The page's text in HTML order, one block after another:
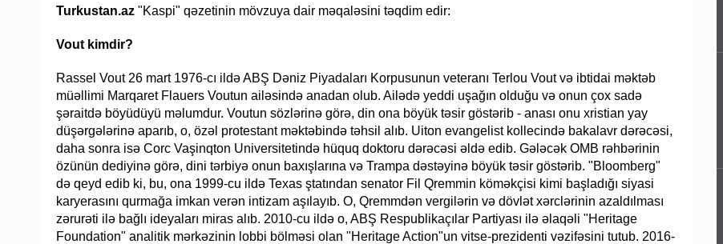
Turkustan.az "Kaspi" qəzetinin mövzuya dair məqaləsini təqdim edir:
Vout kimdir?
Rassel Vout 26 mart 1976-cı ildə ABŞ Dəniz Piyadaları Korpusunun veteranı Terlou Vout və ibtidai məktəb
müəllimi Marqaret Flauers Voutun ailəsində anadan olub. Ailədə yeddi uşağın olduğu və onun çox sadə
şəraitdə böyüdüyü məlumdur. Voutun sözlərinə görə, din ona böyük təsir göstərib - anası onu xristian yay
düşərgələrinə aparıb, o, özəl protestant məktəbində təhsil alıb. Uiton evangelist kollecində bakalavr dərəcəsi,
daha sonra isə Corc Vaşinqton Universitetində hüquq doktoru dərəcəsi əldə edib. Gələcək OMB rəhbərinin
özünün dediyinə görə, dini tərbiyə onun baxışlarına və Trampa dəstəyinə böyük təsir göstərib. "Bloomberg"
də qeyd edib ki, bu, ona 1999-cu ildə Texas ştatından senator Fil Qremmin köməkçisi kimi başladığı siyasi
karyerasını qurmağa imkan verən intizam aşılayıb. O, Qremmdən vergilərin və dövlət xərclərinin azaldılması
zərurəti ilə bağlı ideyaları miras alıb. 2010-cu ildə o, ABŞ Respublikaçılar Partiyası ilə əlaqəli "Heritage
Foundation" analitik mərkəzinin lobbi bölməsi olan "Heritage Action"un vitse-prezidenti vəzifəsini tutub. 2016-